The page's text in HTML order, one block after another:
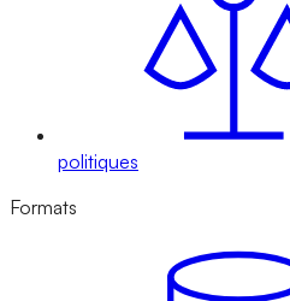
politiques
Formats